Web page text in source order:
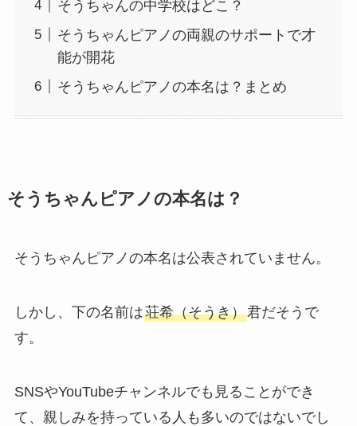
そうちゃんの中学校はどこ？
そうちゃんピアノの両親のサポートで才
能が開花
そうちゃんピアノの本名は？まとめ
そうちゃんピアノの本名は？
そうちゃんピアノの本名は公表されていません。
しかし、下の名前は荘希（そうき）君だそうで
す。
SNSやYouTubeチャンネルでも見ることができ
て、親しみを持っている人も多いのではないでし